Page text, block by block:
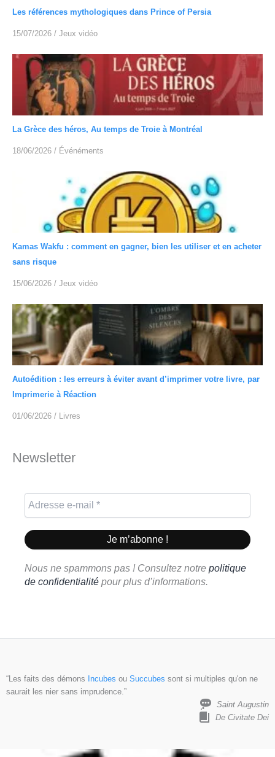
Les références mythologiques dans Prince of Persia
15/07/2026 / Jeux vidéo
La Grèce des héros, Au temps de Troie à Montréal
18/06/2026 / Événéments
Kamas Wakfu : comment en gagner, bien les utiliser et en acheter
sans risque
15/06/2026 / Jeux vidéo
Autoédition : les erreurs à éviter avant d’imprimer votre livre, par
Imprimerie à Réaction
01/06/2026 / Livres
Newsletter
Nous ne spammons pas ! Consultez notre politique
de confidentialité pour plus d’informations.
“Les faits des démons Incubes ou Succubes sont si multiples qu'on ne
saurait les nier sans imprudence.”
Saint Augustin
De Civitate Dei